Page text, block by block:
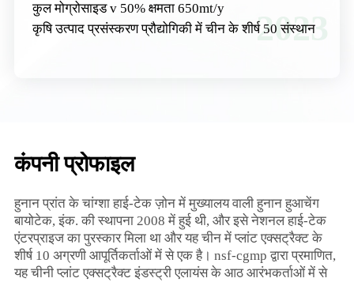
कुल मोग्रोसाइड v 50% क्षमता 650mt/y
कृषि उत्पाद प्रसंस्करण प्रौद्योगिकी में चीन के शीर्ष 50 संस्थान
2023
कंपनी प्रोफाइल
हुनान प्रांत के चांग्शा हाई-टेक ज़ोन में मुख्यालय वाली हुनान हुआचेंग
बायोटेक, इंक. की स्थापना 2008 में हुई थी, और इसे नेशनल हाई-टेक
एंटरप्राइज का पुरस्कार मिला था और यह चीन में प्लांट एक्सट्रैक्ट के
शीर्ष 10 अग्रणी आपूर्तिकर्ताओं में से एक है। nsf-cgmp द्वारा प्रमाणित,
यह चीनी प्लांट एक्सट्रैक्ट इंडस्ट्री एलायंस के आठ आरंभकर्ताओं में से